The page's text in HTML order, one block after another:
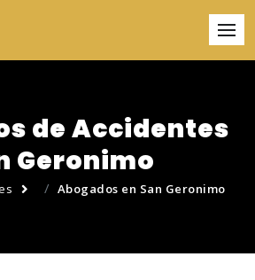
de Accidentes
Geronimo
Abogados en San Geronimo